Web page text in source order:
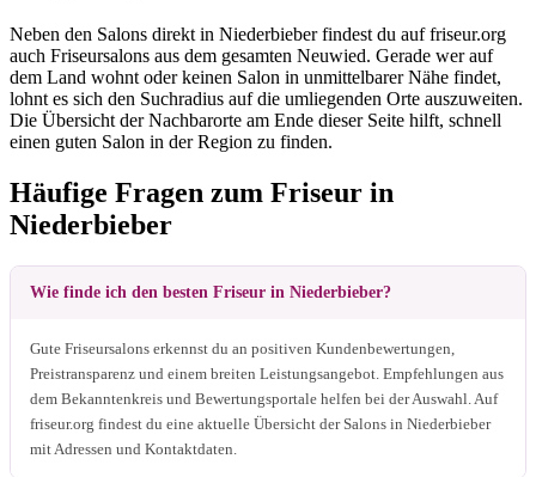
Neben den Salons direkt in Niederbieber findest du auf friseur.org
auch Friseursalons aus dem gesamten Neuwied. Gerade wer auf
dem Land wohnt oder keinen Salon in unmittelbarer Nähe findet,
lohnt es sich den Suchradius auf die umliegenden Orte auszuweiten.
Die Übersicht der Nachbarorte am Ende dieser Seite hilft, schnell
einen guten Salon in der Region zu finden.
Häufige Fragen zum Friseur in
Niederbieber
Wie finde ich den besten Friseur in Niederbieber?
Gute Friseursalons erkennst du an positiven Kundenbewertungen,
Preistransparenz und einem breiten Leistungsangebot. Empfehlungen aus
dem Bekanntenkreis und Bewertungsportale helfen bei der Auswahl. Auf
friseur.org findest du eine aktuelle Übersicht der Salons in Niederbieber
mit Adressen und Kontaktdaten.